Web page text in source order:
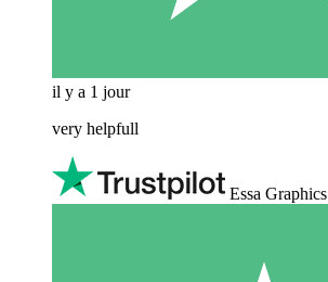
il y a 1 jour
very helpfull
Essa Graphics